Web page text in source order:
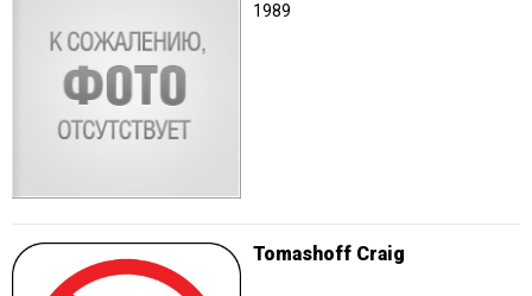
1989
Tomashoff Craig